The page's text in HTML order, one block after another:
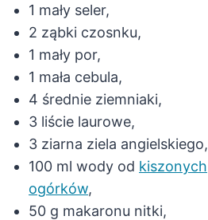
1 mały seler,
2 ząbki czosnku,
1 mały por,
1 mała cebula,
4 średnie ziemniaki,
3 liście laurowe,
3 ziarna ziela angielskiego,
100 ml wody od kiszonych
ogórków,
50 g makaronu nitki,